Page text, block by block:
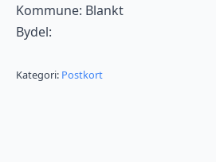
Kommune: Blankt
Bydel:
Kategori: Postkort